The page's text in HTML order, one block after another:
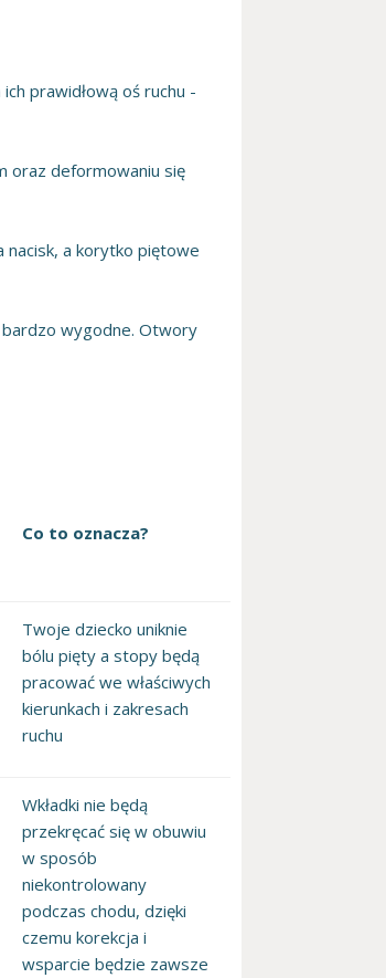
prawidłową oś ruchu -
oraz deformowaniu się
nacisk, a korytko piętowe
bardzo wygodne. Otwory
Co to oznacza?
Twoje dziecko uniknie
bólu pięty a stopy będą
pracować we właściwych
kierunkach i zakresach
ruchu
Wkładki nie będą
przekręcać się w obuwiu
w sposób
niekontrolowany
podczas chodu, dzięki
czemu korekcja i
wsparcie będzie zawsze